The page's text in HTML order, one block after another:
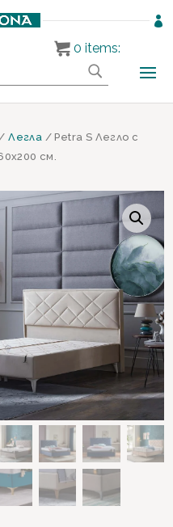

Легла / Petra S Легло с
см.
0 items: